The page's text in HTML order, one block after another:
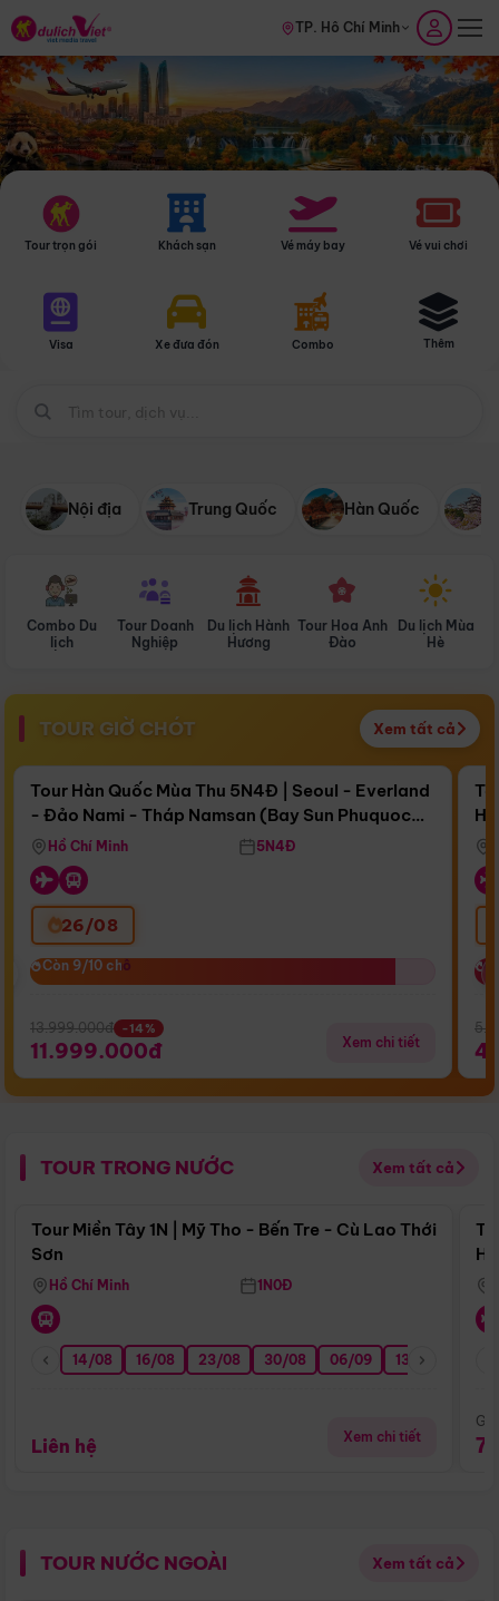
TP. Hồ Chí Minh
Tour trọn gói Khách sạn Vé máy bay Vé vui chơi
Visa Xe đưa đón Combo Thêm
Nội địa Trung Quốc Hàn Quốc
Combo Du
lịch
Tour Doanh
Nghiệp
Du lịch Hành
Hương
Tour Hoa Anh
Đào
Du lịch Mùa
Hè
TOUR GIỜ CHÓT Xem tất cả
Còn17 ngày 12:43:50
Bay Sun Phuquoc Airways
Điểm nổi bật
Tour Hàn Quốc Mùa Thu 5N4Đ | Seoul - Everland
- Đảo Nami - Tháp Namsan (Bay Sun Phuquoc
Airways)
Hồ Chí Minh 5N4Đ
26/08
Còn 9/10 chỗ
Còn 9/10 chỗ
13.999.000đ -14%
11.999.000đ Xem chi tiết
TOUR TRONG NƯỚC Xem tất cả
Điểm nổi bật
Tour Miền Tây 1N | Mỹ Tho - Bến Tre - Cù Lao Thới
Sơn
Hồ Chí Minh 1N0Đ
14/08 16/08 23/08 30/08 06/09 13/09
Liên hệ Xem chi tiết
TOUR NƯỚC NGOÀI Xem tất cả
Điểm nổi bật